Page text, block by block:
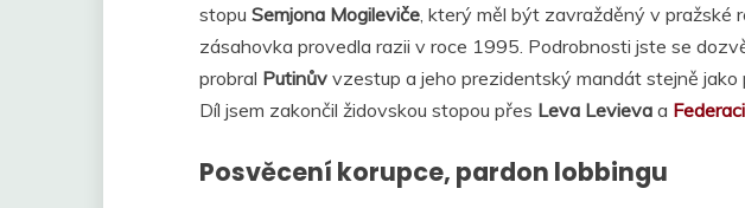
stopu Semjona Mogileviče, který měl být zavražděný v pražské
zásahovka provedla razii v roce 1995. Podrobnosti jste se
probral Putinův vzestup a jeho prezidentský mandát stejně jako
Díl jsem zakončil židovskou stopou přes Leva Levieva a
Posvěcení korupce, pardon lobbingu